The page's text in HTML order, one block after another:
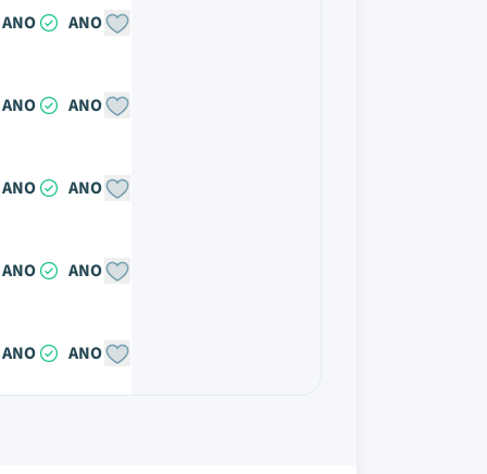
ANO ANO
ANO ANO
ANO ANO
ANO ANO
ANO ANO